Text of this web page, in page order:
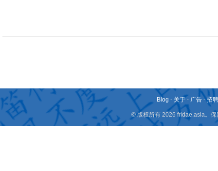
Blog - 关于 - 广告 -招
© 版权所有 2026 fridae.asia。